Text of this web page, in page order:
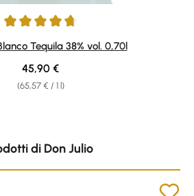
out of 5 stars
Tequila 38% vol. 0,70l
(65,57 € / 1 l)
Regular price:
45,90 €
di Don Julio